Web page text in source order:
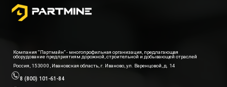
Компания “Партмайн” - многопрофильная организация, предлагающая
оборудование предприятиям дорожной, строительной и добывающей отраслей
Россия, 153000, Ивановская область, г. Иваново, ул. Варенцовой, д. 14
8 (800) 101-61-84